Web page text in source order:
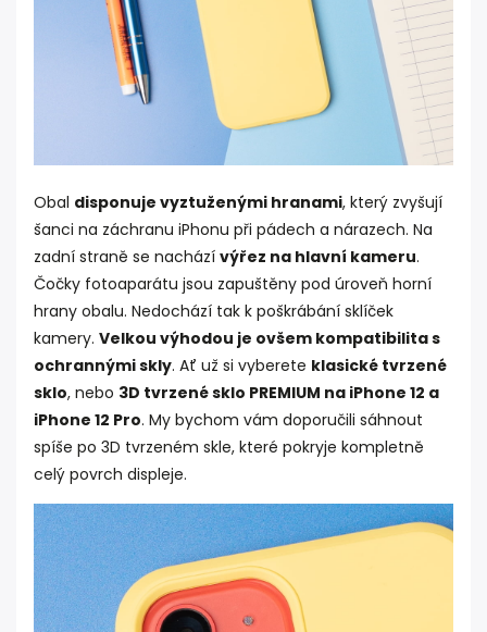
Obal disponuje vyztuženými hranami, který zvyšují
šanci na záchranu iPhonu při pádech a nárazech. Na
zadní straně se nachází výřez na hlavní kameru.
Čočky fotoaparátu jsou zapuštěny pod úroveň horní
hrany obalu. Nedochází tak k poškrábání sklíček
kamery. Velkou výhodou je ovšem kompatibilita s
ochrannými skly. Ať už si vyberete klasické tvrzené
sklo, nebo 3D tvrzené sklo PREMIUM na iPhone 12 a
iPhone 12 Pro. My bychom vám doporučili sáhnout
spíše po 3D tvrzeném skle, které pokryje kompletně
celý povrch displeje.